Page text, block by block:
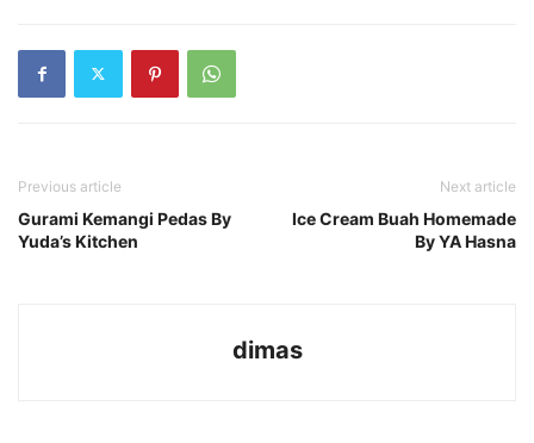
Previous article
Gurami Kemangi Pedas By
Yuda’s Kitchen
Next article
Ice Cream Buah Homemade
By YA Hasna
dimas